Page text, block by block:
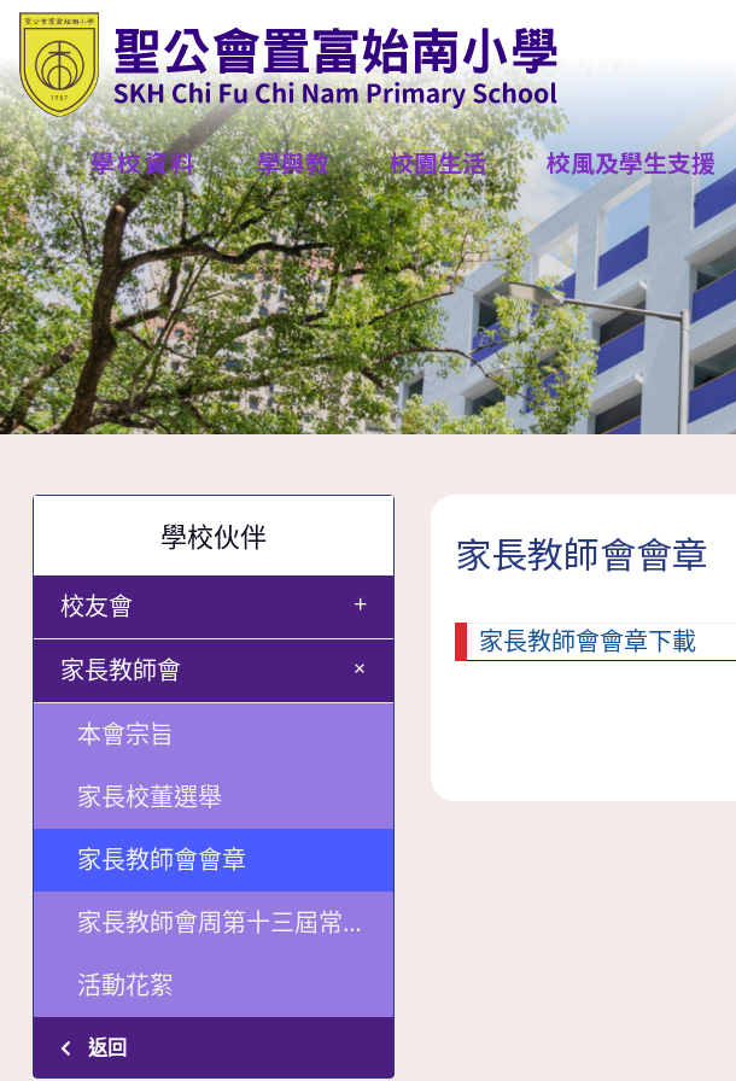
學校資料 學與教 校園生活 校風及學生支援
學校伙伴
校友會 +
家長教師會 +
本會宗旨
家長校董選舉
家長教師會會章
家長教師會周第十三屆常務委員會
活動花絮
返回
家長教師會會章
家長教師會會章下載